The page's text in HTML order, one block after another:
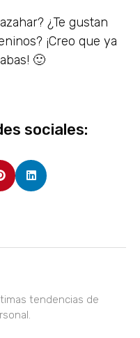
¿Te gustan
¡Creo que ya
🙂
sociales:
tendencias de